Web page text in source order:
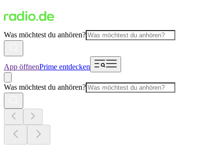
Was möchtest du anhören?
App öffnenPrime entdecken
Was möchtest du anhören?